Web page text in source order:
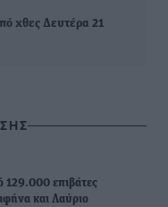
χθες Δευτέρα 21
129.000 επιβάτες
και Λαύριο